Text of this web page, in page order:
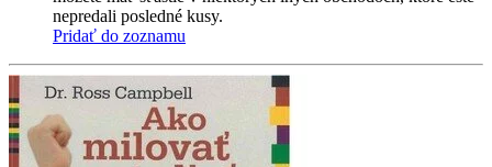
nepredali posledné kusy.
Pridať do zoznamu